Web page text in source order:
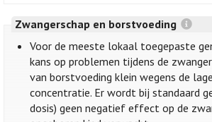
Zwangerschap en borstvoeding
Voor de meeste lokaal toegepaste
kans op problemen tijdens de
van borstvoeding klein wegens de
concentratie. Er wordt bij standaard
dosis) geen negatief effect op de